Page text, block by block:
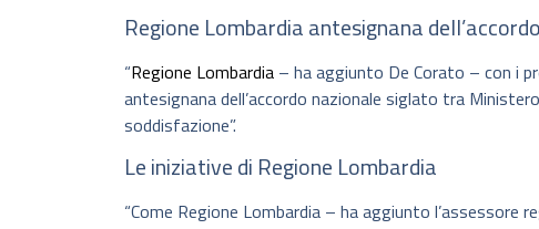
Regione Lombardia antesignana
“Regione Lombardia – ha aggiunto De Corato – con i
antesignana dell’accordo nazionale siglato tra
soddisfazione”.
Le iniziative di Regione Lombardia
“Come Regione Lombardia – ha aggiunto l’assessore